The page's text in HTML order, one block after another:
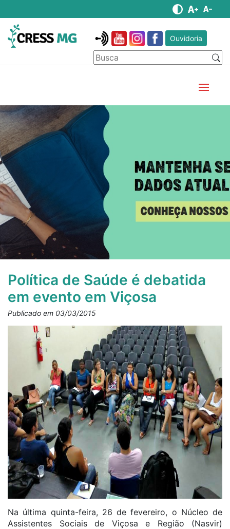
Ouvidoria
Política de Saúde é debatida
em evento em Viçosa
Publicado em 03/03/2015
Na última quinta-feira, 26 de fevereiro, o Núcleo de
Assistentes Sociais de Viçosa e Região (Nasvir)